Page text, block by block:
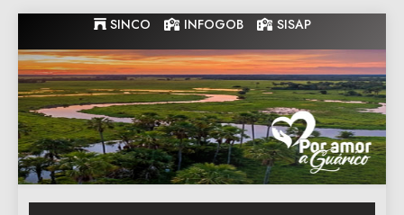
to
content
SINCO INFOGOB SISAP
Gobernacion
de Guarico
Gobernacion de Guarico